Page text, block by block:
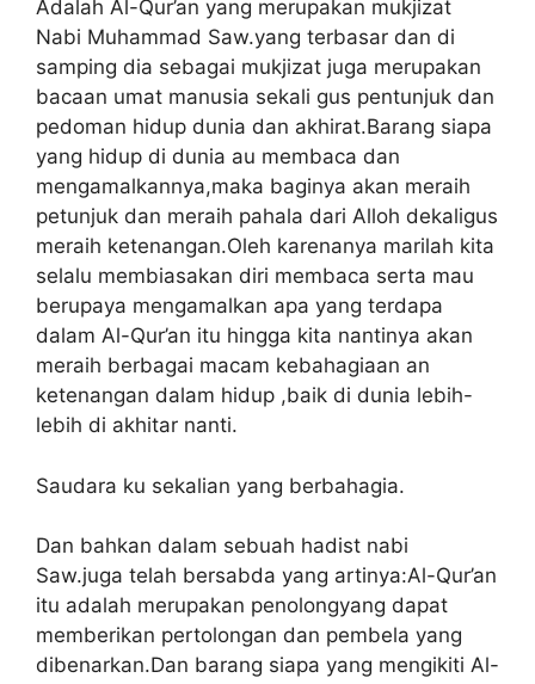
Adalah Al-Qur’an yang merupakan mukjizat
Nabi Muhammad Saw.yang terbasar dan di
samping dia sebagai mukjizat juga merupakan
bacaan umat manusia sekali gus pentunjuk dan
pedoman hidup dunia dan akhirat.Barang siapa
yang hidup di dunia au membaca dan
mengamalkannya,maka baginya akan meraih
petunjuk dan meraih pahala dari Alloh dekaligus
meraih ketenangan.Oleh karenanya marilah kita
selalu membiasakan diri membaca serta mau
berupaya mengamalkan apa yang terdapa
dalam Al-Qur’an itu hingga kita nantinya akan
meraih berbagai macam kebahagiaan an
ketenangan dalam hidup ,baik di dunia lebih-
lebih di akhitar nanti.
Saudara ku sekalian yang berbahagia.
Dan bahkan dalam sebuah hadist nabi
Saw.juga telah bersabda yang artinya:Al-Qur’an
itu adalah merupakan penolongyang dapat
memberikan pertolongan dan pembela yang
dibenarkan.Dan barang siapa yang mengikiti Al-